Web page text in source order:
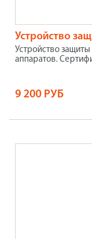
Устройство
Устройство
аппаратов.
9 200 РУБ